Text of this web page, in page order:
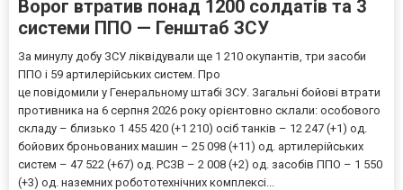
Ворог втратив понад 1200 солдатів та 3
системи ППО — Генштаб ЗСУ
За минулу добу ЗСУ ліквідували ще 1 210 окупантів, три засоби
ППО і 59 артилерійських систем. Про
це повідомили у Генеральному штабі ЗСУ. Загальні бойові втрати
противника на 6 серпня 2026 року орієнтовно склали: особового
складу – близько 1 455 420 (+1 210) осіб танків – 12 247 (+1) од.
бойових броньованих машин – 25 098 (+11) од. артилерійських
систем – 47 522 (+67) од. РСЗВ – 2 008 (+2) од. засобів ППО – 1 550
(+3) од. наземних робототехнічних комплексі...